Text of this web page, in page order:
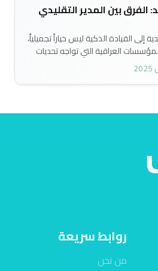
الفرق بين المدير التقليدي
إلى القيادة الذكية ليس خياراً تجميلياً،
العراقية التي تواجه تحديات
والتقنية والاقتصادية. فالقائد
في بناء مؤسسة قادرة على الابتكار
على فهم الواقع المتغيّر واستثمار
روابط سريعة
من نحن